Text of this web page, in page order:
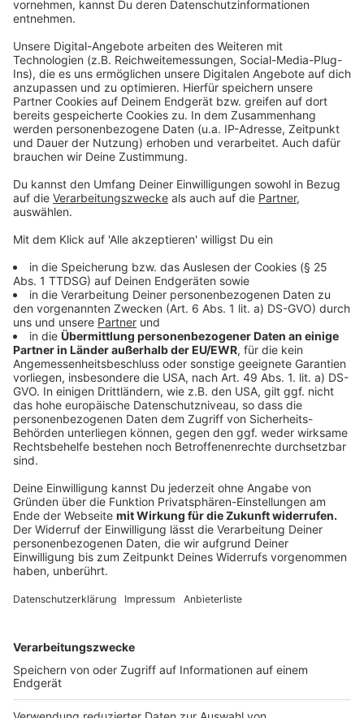
Akku eigentlich ausgeschlossen. LE steht für Low
Engergy (geringen Strombedarf). Die Entwickler
versprechen, dass das Nutzen der App längst nicht so
viel Strom verbraucht, wie das Streamen von Musik
auf einen Bluetooth-Lautsprecher. Trotzdem wird die
Praxis am Ende zeigen, wie es um die Akkus ausschaut.
Anzeige
So kann die App zu einem Erfolg werden
Anzeige
Studien zufolge sollten 60 Prozent der Bevölkerung
eines jeweiligen Landes eine solche App verwenden,
damit sie Erfolg hat. Die Bundesregierung sieht aber
schon positive Auswirkungen bei einer deutlich
geringeren Anzahl an Nutzern: "Jeder, der zusätzlich
mitmacht, ist eine Hilfe, um Kontaktketten
nachzuverfolgen", sagt die stellvertretende
Regierungssprecherin Ulrike Demmer.
Anzeige
Viele wollen aber offenbar die App nicht benutzen.
Gründe dafür seien vor allem Bedenken beim
Datenschutz und der Überwachung. Die App wird aber
mit Sicherheit nicht jedem Bürger vorgeschrieben: "Da
warnen kann und so dabei hilft, dass sich Bürgerinnen
Grundrechte gerade nicht eingegriffen", sagt Demmer
dazu.